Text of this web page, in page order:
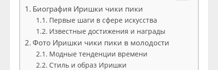
Биография Иришки чики пики
Первые шаги в сфере искусства
Известные достижения и награды
Фото Иришки чики пики в молодости
Модные тенденции времени
Стиль и образ Иришки